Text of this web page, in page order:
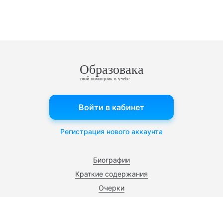
Образовака
твой помощник в учебе
Биографии
Краткие содержания
Очерки
Войти в кабинет
Регистрация нового аккаунта